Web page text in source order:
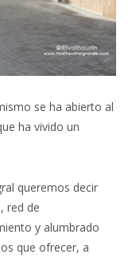
se ha abierto al
ha vivido un
queremos decir
red de
y alumbrado
que ofrecer, a